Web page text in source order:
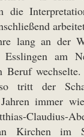
die
lang an der
Esslingen am
Beruf
tritt der
Jahren immer
Claudius-
Kirchen im